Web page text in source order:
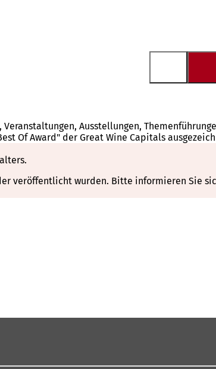
Ausstellungen,
Of Award" der Great Wine Capitals
veröffentlicht wurden. Bitte informieren Sie